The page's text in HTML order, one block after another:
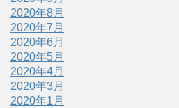
2020年8月
2020年7月
2020年6月
2020年5月
2020年4月
2020年3月
2020年1月